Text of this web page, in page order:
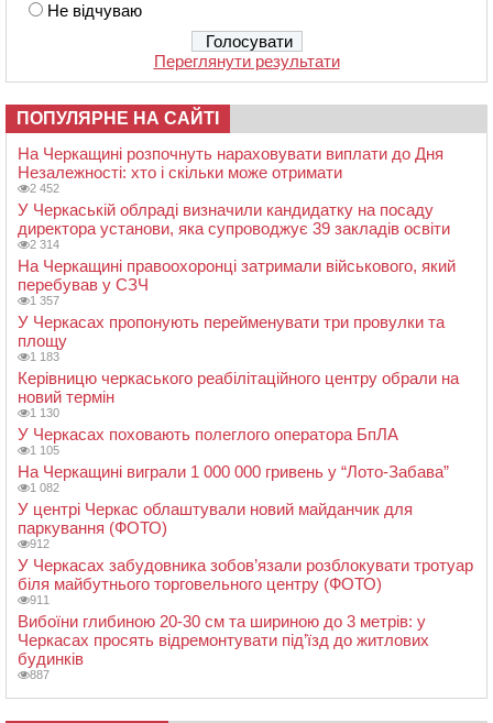
Не відчуваю
Переглянути результати
ПОПУЛЯРНЕ НА САЙТІ
На Черкащині розпочнуть нараховувати виплати до Дня
Незалежності: хто і скільки може отримати
2 452
У Черкаській облраді визначили кандидатку на посаду
директора установи, яка супроводжує 39 закладів освіти
2 314
На Черкащині правоохоронці затримали військового, який
перебував у СЗЧ
1 357
У Черкасах пропонують перейменувати три провулки та
площу
1 183
Керівницю черкаського реабілітаційного центру обрали на
новий термін
1 130
У Черкасах поховають полеглого оператора БпЛА
1 105
На Черкащині виграли 1 000 000 гривень у “Лото-Забава”
1 082
У центрі Черкас облаштували новий майданчик для
паркування (ФОТО)
912
У Черкасах забудовника зобов’язали розблокувати тротуар
біля майбутнього торговельного центру (ФОТО)
911
Вибоїни глибиною 20-30 см та шириною до 3 метрів: у
Черкасах просять відремонтувати під’їзд до житлових
будинків
887